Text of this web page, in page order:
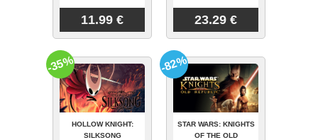
11.99 € 23.29 €
HOLLOW KNIGHT:
SILKSONG
-35%
STAR WARS: KNIGHTS
OF THE OLD
-82%